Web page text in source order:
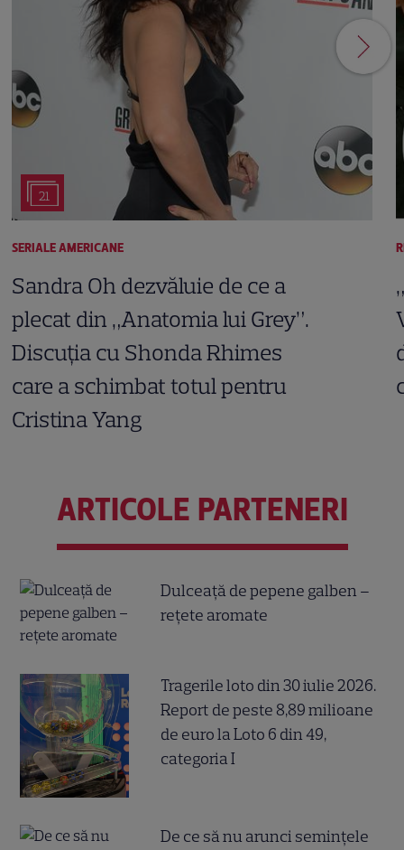
21
SERIALE AMERICANE
Sandra Oh dezvăluie de ce a
plecat din „Anatomia lui Grey”.
Discuția cu Shonda Rhimes
care a schimbat totul pentru
Cristina Yang
ARTICOLE PARTENERI
Dulceață de pepene galben –
rețete aromate
Tragerile loto din 30 iulie 2026.
Report de peste 8,89 milioane
de euro la Loto 6 din 49,
categoria I
De ce să nu arunci semințele